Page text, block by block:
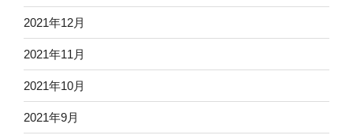
2021年12月
2021年11月
2021年10月
2021年9月